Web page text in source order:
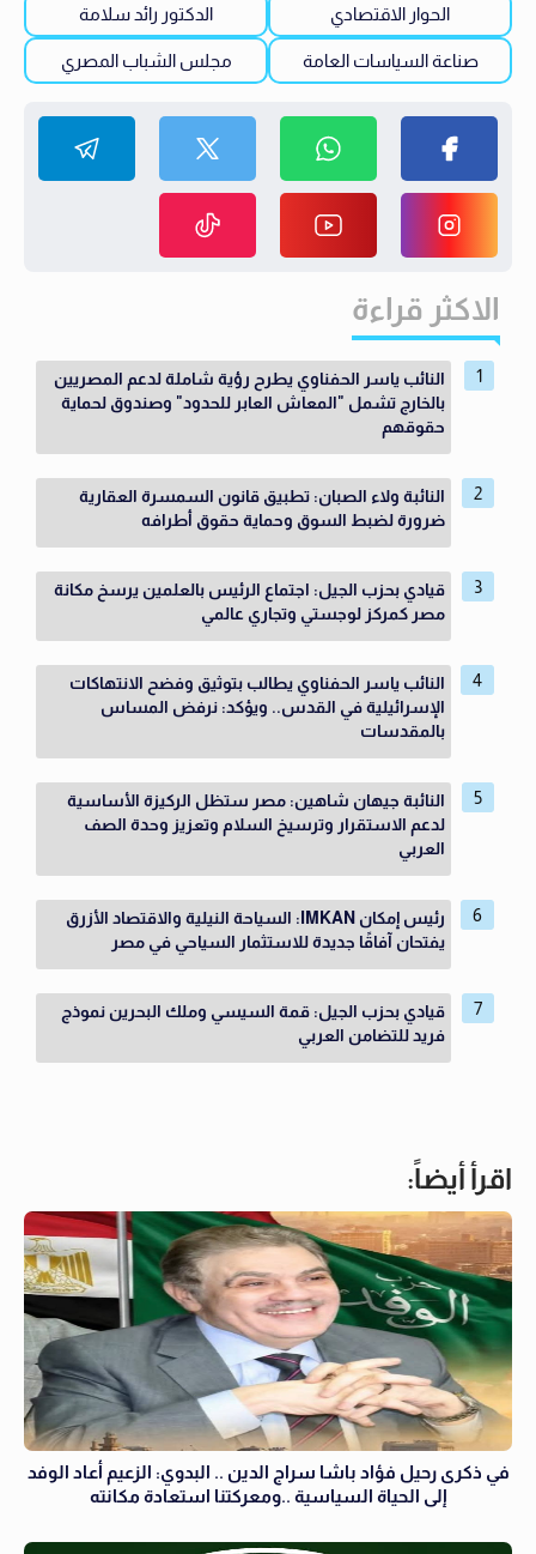
الحوار الاقتصادي الدكتور رائد سلامة
صناعة السياسات العامة مجلس الشباب المصري
الاكثر قراءة
النائب ياسر الحفناوي يطرح رؤية شاملة لدعم المصريين
بالخارج تشمل "المعاش العابر للحدود" وصندوق لحماية
حقوقهم
النائبة ولاء الصبان: تطبيق قانون السمسرة العقارية
ضرورة لضبط السوق وحماية حقوق أطرافه
قيادي بحزب الجيل: اجتماع الرئيس بالعلمين يرسخ مكانة
مصر كمركز لوجستي وتجاري عالمي
النائب ياسر الحفناوي يطالب بتوثيق وفضح الانتهاكات
الإسرائيلية في القدس.. ويؤكد: نرفض المساس
بالمقدسات
النائبة جيهان شاهين: مصر ستظل الركيزة الأساسية
لدعم الاستقرار وترسيخ السلام وتعزيز وحدة الصف
العربي
رئيس إمكان IMKAN: السياحة النيلية والاقتصاد الأزرق
يفتحان آفاقًا جديدة للاستثمار السياحي في مصر
قيادي بحزب الجيل: قمة السيسي وملك البحرين نموذج
فريد للتضامن العربي
اقرأ أيضاً:
في ذكرى رحيل فؤاد باشا سراج الدين .. البدوي: الزعيم أعاد الوفد
إلى الحياة السياسية ..ومعركتنا استعادة مكانته